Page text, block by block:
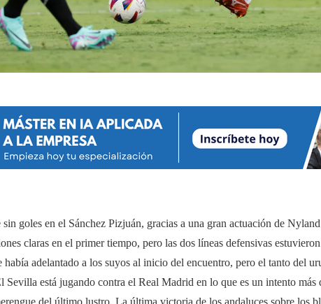
sin goles en el Sánchez Pizjuán, gracias a una gran actuación de
claras en el primer tiempo, pero las dos líneas defensivas
había adelantado a los suyos al inicio del encuentro, pero el tanto del
Sevilla está jugando contra el Real Madrid en lo que es un intento más
del último lustro. La última victoria de los andaluces sobre los